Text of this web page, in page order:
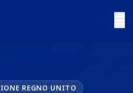
REGNO UNITO